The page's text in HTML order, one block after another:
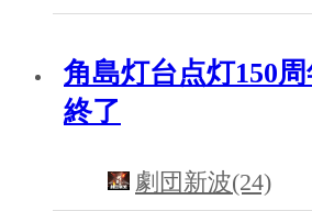
角島灯台点灯150
終了
劇団新波(24)